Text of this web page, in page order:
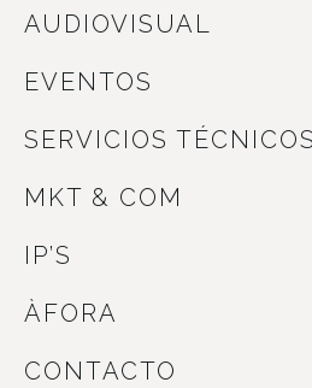
AUDIOVISUAL
EVENTOS
SERVICIOS TÉCNICOS
MKT & COM
IP’S
ÀFORA
CONTACTO